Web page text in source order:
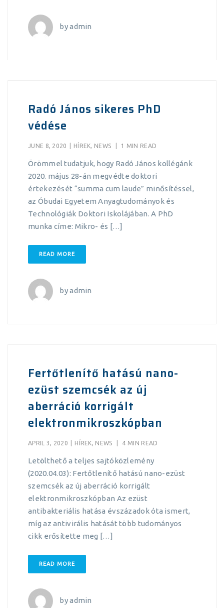
byadmin
Radó János sikeres PhD
védése
JUNE 8, 2020 HÍREK, NEWS 1 MIN READ
Örömmel tudatjuk, hogy Radó János kollégánk
2020. május 28-án megvédte doktori
értekezését “summa cum laude” minősítéssel,
az Óbudai Egyetem Anyagtudományok és
Technológiák Doktori Iskolájában. A PhD
munka címe: Mikro- és […]
READ MORE
byadmin
Fertőtlenítő hatású nano-
ezüst szemcsék az új
aberráció korrigált
elektronmikroszkópban
APRIL 3, 2020 HÍREK, NEWS 4 MIN READ
Letölthető a teljes sajtóközlemény
(2020.04.03): Fertőtlenítő hatású nano-ezüst
szemcsék az új aberráció korrigált
elektronmikroszkópban Az ezüst
antibakteriális hatása évszázadok óta ismert,
míg az antivirális hatását több tudományos
cikk erősítette meg […]
READ MORE
byadmin